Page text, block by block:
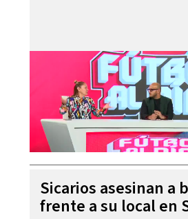
Sicarios asesinan a
frente a su local en